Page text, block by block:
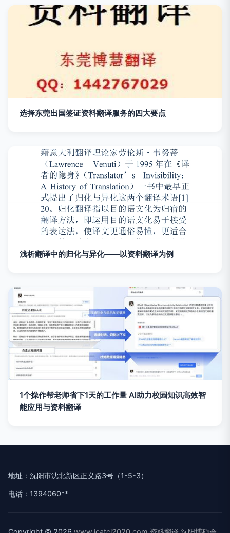
选择东莞出国签证资料翻译服务的四大要点
浅析翻译中的归化与异化——以资料翻译为例
1个操作帮老师省下1天的工作量 AI助力校园知识高效智
能应用与资料翻译
地址：沈阳市沈北新区正义路3号（1-5-3）
电话：1394060**